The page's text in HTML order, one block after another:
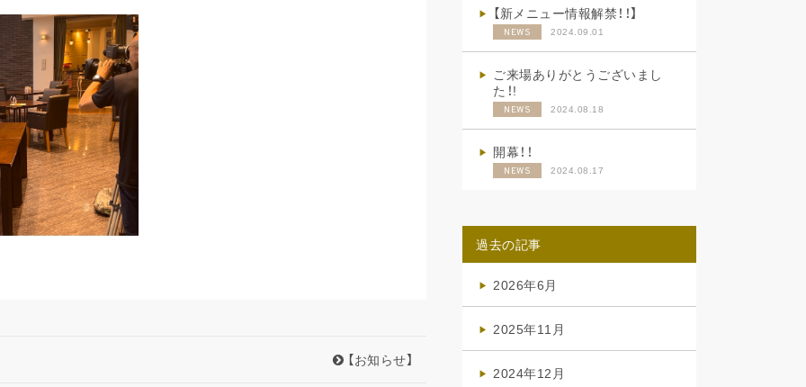
【お知らせ】
【新メニュー情報解禁！！】
NEWS 2024.09.01
ご来場ありがとうございまし
た！!
NEWS 2024.08.18
開幕！！
NEWS 2024.08.17
過去の記事
2026年6月
2025年11月
2024年12月